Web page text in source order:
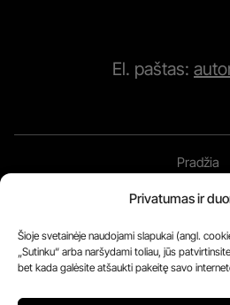
Privatumas ir
Šioje svetainėje naudojami slapukai (angl.
„Sutinku“ arba naršydami toliau, jūs
bet kada galėsite atšaukti pakeitę savo
El. paštas:
Pradžia
Nuoma oro
Kontaktai